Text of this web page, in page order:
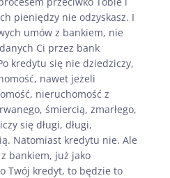
pieniędzy nie odzyskasz. I
umów z bankiem, nie
Ci przez bank
kredytu się nie dziedziczy,
nawet jeżeli
nieruchomość z
śmiercią, zmarłego,
się długi, długi,
Natomiast kredytu nie. Ale
bankiem, już jako
Twój kredyt, to będzie to